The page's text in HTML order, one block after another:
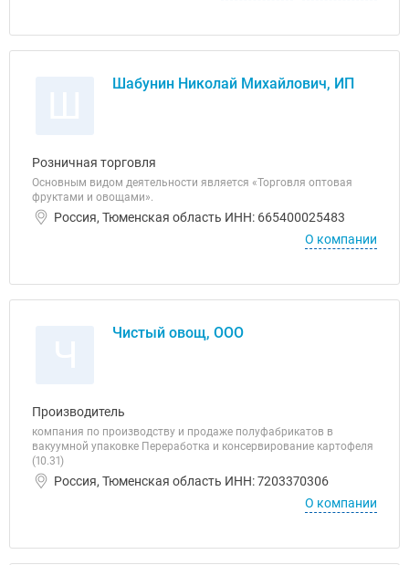
Шабунин Николай Михайлович, ИП
Розничная торговля
Основным видом деятельности является «Торговля оптовая
фруктами и овощами».
Россия, Тюменская область ИНН: 665400025483
О компании
Чистый овощ, ООО
Производитель
компания по производству и продаже полуфабрикатов в
вакуумной упаковке Переработка и консервирование картофеля
(10.31)
Россия, Тюменская область ИНН: 7203370306
О компании